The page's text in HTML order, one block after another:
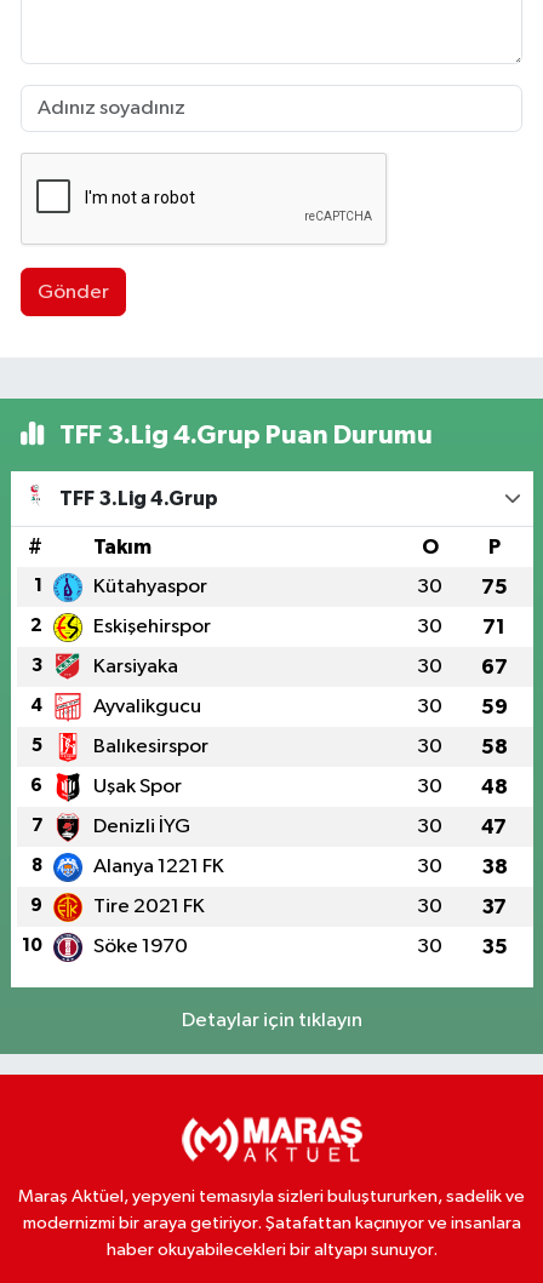
Gönder
TFF 3.Lig 4.Grup Puan Durumu
TFF 3.Lig 4.Grup
# Takım O P
1 Kütahyaspor 30 75
2 Eskişehirspor 30 71
3 Karsiyaka 30 67
4 Ayvalikgucu 30 59
5 Balıkesirspor 30 58
6 Uşak Spor 30 48
7 Denizli İYG 30 47
8 Alanya 1221 FK 30 38
9 Tire 2021 FK 30 37
10 Söke 1970 30 35
Detaylar için tıklayın
Maraş Aktüel, yepyeni temasıyla sizleri buluştururken, sadelik ve
modernizmi bir araya getiriyor. Şatafattan kaçınıyor ve insanlara
haber okuyabilecekleri bir altyapı sunuyor.